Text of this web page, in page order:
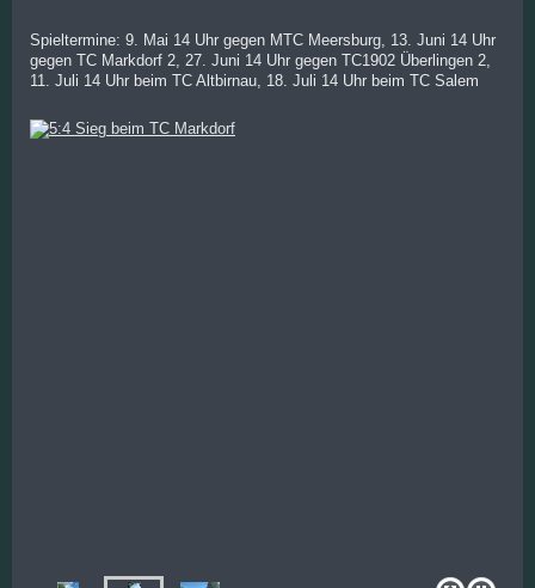
Spieltermine: 9. Mai 14 Uhr gegen MTC Meersburg, 13. Juni 14 Uhr
gegen TC Markdorf 2, 27. Juni 14 Uhr gegen TC1902 Überlingen 2,
11. Juli 14 Uhr beim TC Altbirnau, 18. Juli 14 Uhr beim TC Salem